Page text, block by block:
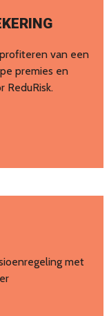
van een
premies en
ReduRisk.
met